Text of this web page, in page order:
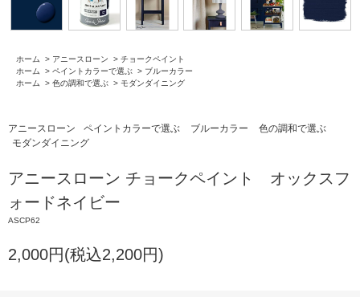
ホーム > アニースローン > チョークペイント
ホーム
> ペイントカラーで選ぶ > ブルーカラー
ホーム
> 色の調和で選ぶ > モダンダイニング
アニースローン ペイントカラーで選ぶ ブルーカラー
色の調和で選ぶ
モダンダイニング
アニースローン チョークペイント オックスフ
ォードネイビー
ASCP62
2,000円(税込2,200円)